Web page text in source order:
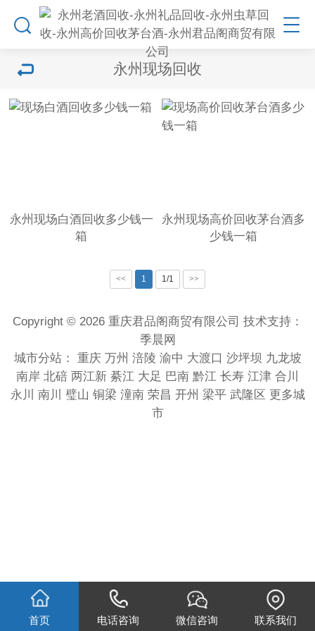
永州现场回收
永州现场白酒回收多少钱一
箱
永州现场高价回收茅台酒多
少钱一箱
<< 1 1/1 >>
Copyright © 2026 重庆君品阁商贸有限公司 技术支持：
季晨网
城市分站： 重庆 万州 涪陵 渝中 大渡口 沙坪坝 九龙坡
南岸 北碚 两江新 綦江 大足 巴南 黔江 长寿 江津 合川
永川
南川 璧山 铜梁 潼南 荣昌 开州 梁平 武隆区 更多城
市
首页 电话咨询 微信咨询 联系我们